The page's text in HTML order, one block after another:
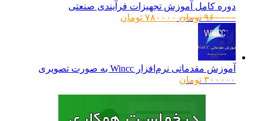
دوره کامل آموزش تجهیزات فرآیندی صنعتی
۹۶۰۰۰۰ تومانقیمت
۷۸۰۰۰۰ تومانقیمت
آموزش مقدماتی نرم‌افزار Wincc به صورت تصویری
۳۰۰۰۰۰ تومان